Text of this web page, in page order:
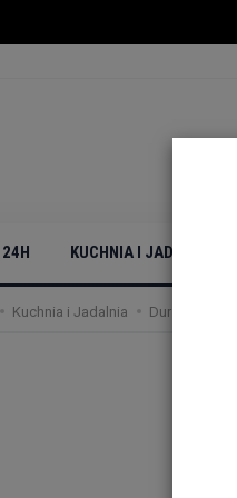
KUCHNIA I JADALNIA
Kuchnia i Jadalnia Durszlaki